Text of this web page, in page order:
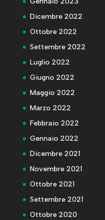
Dicembre 2022
Ottobre 2022
Settembre 2022
Luglio 2022
Giugno 2022
Maggio 2022
Marzo 2022
Febbraio 2022
Gennaio 2022
Dicembre 2021
Novembre 2021
Ottobre 2021
Settembre 2021
Ottobre 2020